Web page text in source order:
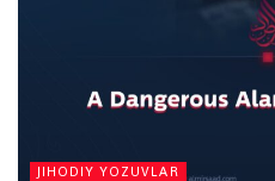
JIHODIY YOZUVLAR